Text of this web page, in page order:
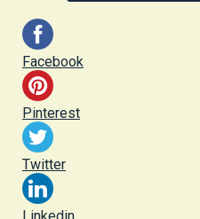
Facebook
Pinterest
Twitter